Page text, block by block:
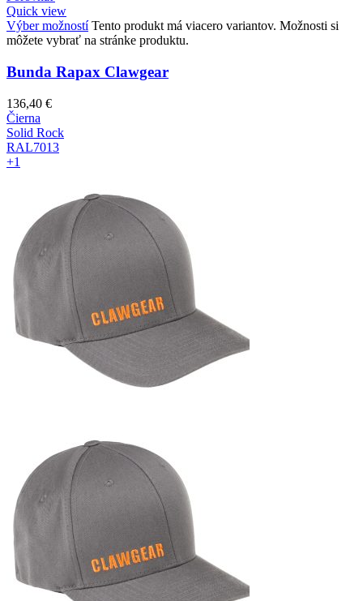
Quick view
Výber možností Tento produkt má viacero variantov. Možnosti si
môžete vybrať na stránke produktu.
Bunda Rapax Clawgear
136,40 €
Čierna
Solid Rock
RAL7013
+1